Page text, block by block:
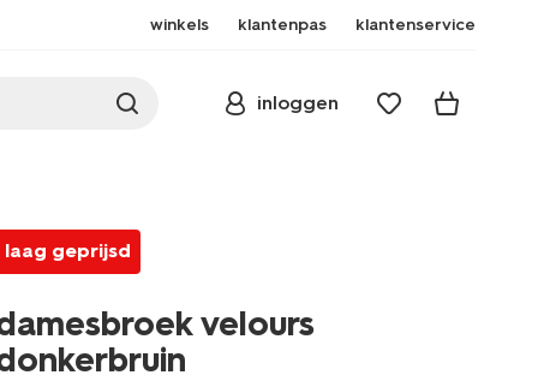
winkels klantenpas klantenservice
inloggen
laag geprijsd
velours